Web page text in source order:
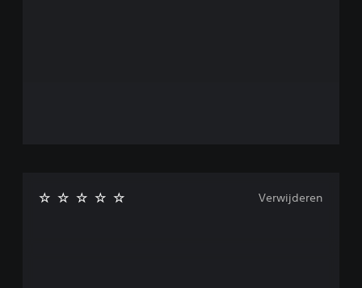
Verwijderen